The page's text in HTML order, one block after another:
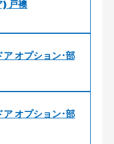
戸襖
オプション･部
オプション･部